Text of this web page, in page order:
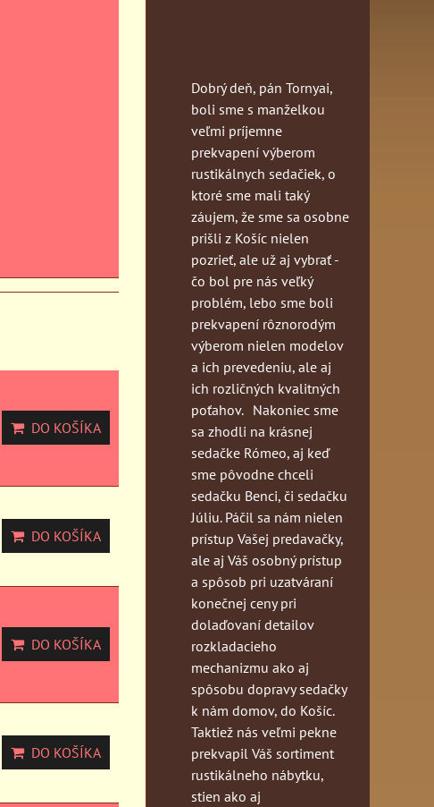
DO KOŠÍKA
DO KOŠÍKA
DO KOŠÍKA
DO KOŠÍKA
Dobrý deň, pán Tornyai,
boli sme s manželkou
veľmi príjemne
prekvapení výberom
rustikálnych sedačiek, o
ktoré sme mali taký
záujem, že sme sa osobne
prišli z Košíc nielen
pozrieť, ale už aj vybrať -
čo bol pre nás veľký
problém, lebo sme boli
prekvapení rôznorodým
výberom nielen modelov
a ich prevedeniu, ale aj
ich rozličných kvalitných
poťahov. Nakoniec sme
sa zhodli na krásnej
sedačke Rómeo, aj keď
sme pôvodne chceli
sedačku Benci, či sedačku
Júliu. Páčil sa nám nielen
prístup Vašej predavačky,
ale aj Váš osobný prístup
a spôsob pri uzatváraní
konečnej ceny pri
dolaďovaní detailov
rozkladacieho
mechanizmu ako aj
spôsobu dopravy sedačky
k nám domov, do Košíc.
Taktiež nás veľmi pekne
prekvapil Váš sortiment
rustikálneho nábytku,
stien ako aj